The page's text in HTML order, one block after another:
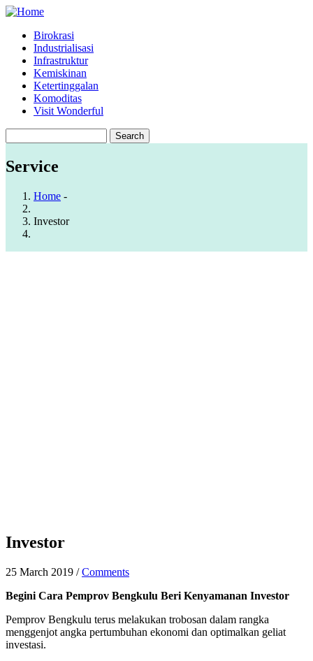
Skip
main
content
Main
navigation
Birokrasi
Industrialisasi
Infrastruktur
Kemiskinan
Ketertinggalan
Komoditas
Visit Wonderful
Service
Breadcrumb
Home -
Investor
Investor
25 March 2019 /Comments
Begini Cara Pemprov Bengkulu Beri Kenyamanan Investor
Pemprov Bengkulu terus melakukan trobosan dalam rangka
menggenjot angka pertumbuhan ekonomi dan optimalkan geliat
investasi.